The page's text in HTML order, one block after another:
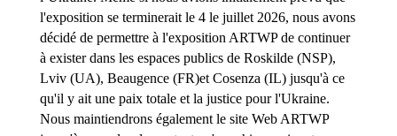
l'exposition se terminerait le 4 le juillet 2026, nous avons
décidé de permettre à l'exposition ARTWP de continuer
à exister dans les espaces publics de Roskilde (NSP),
Lviv (UA), Beaugence (FR)et Cosenza (IL) jusqu'à ce
qu'il y ait une paix totale et la justice pour l'Ukraine.
Nous maintiendrons également le site Web ARTWP